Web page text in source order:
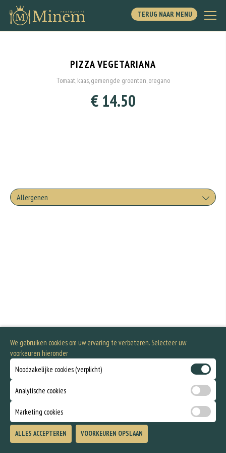
TERUG NAAR MENU
PIZZA VEGETARIANA
Tomaat, kaas, gemengde groenten, oregano
€ 14.50
Allergenen
We gebruiken cookies om uw ervaring te verbeteren. Selecteer uw
voorkeuren hieronder
Noodzakelijke cookies (verplicht)
Analytische cookies
Marketing cookies
ALLES ACCEPTEREN VOORKEUREN OPSLAAN